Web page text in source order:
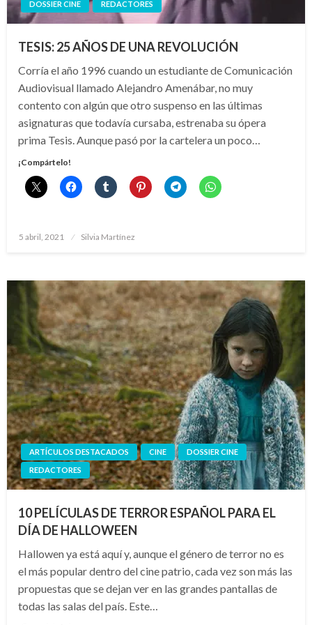
DOSSIER CINE
REDACTORES
TESIS: 25 AÑOS DE UNA REVOLUCIÓN
Corría el año 1996 cuando un estudiante de Comunicación
Audiovisual llamado Alejandro Amenábar, no muy
contento con algún que otro suspenso en las últimas
asignaturas que todavía cursaba, estrenaba su ópera
prima Tesis. Aunque pasó por la cartelera un poco…
¡Compártelo!
Publicado
5 abril, 2021 Silvia Martínez
ARTÍCULOS DESTACADOS CINE
DOSSIER CINE
REDACTORES
10 PELÍCULAS DE TERROR ESPAÑOL PARA EL
DÍA DE HALLOWEEN
Hallowen ya está aquí y, aunque el género de terror no es
el más popular dentro del cine patrio, cada vez son más las
propuestas que se dejan ver en las grandes pantallas de
todas las salas del país. Este…